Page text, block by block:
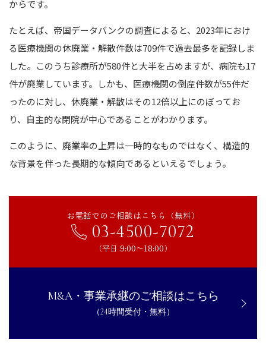
からです。
たとえば、帝国データバンクの調査によると、2023年におけ
る医療機関の休廃業・解散件数は709件で過去最多を記録しま
した。 このうち診療所が580件と大半を占めますが、病院も17
件が廃業しています。 しかも、医療機関の倒産件数が55件だ
ったのに対し、休廃業・解散はその12倍以上にのぼってお
り、自主的な閉院が中心であることがわかります。
このように、廃業率の上昇は一時的なものではなく、構造的
な背景を伴った長期的な傾向であるといえるでしょう。
お電話でのご相談はこちら（無料）
03-4500-7072
（平日 9:00〜18:00）
M&A・事業承継のご相談はこちら
（24時間受付・無料）